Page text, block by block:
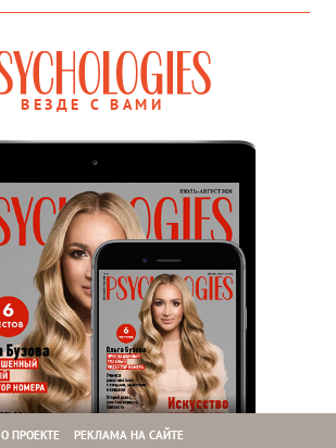
ВЕЗДЕ С ВАМИ
О ПРОЕКТЕ
РЕКЛАМА НА САЙТЕ